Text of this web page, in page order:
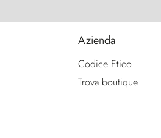
Azienda
Codice Etico
Trova boutique